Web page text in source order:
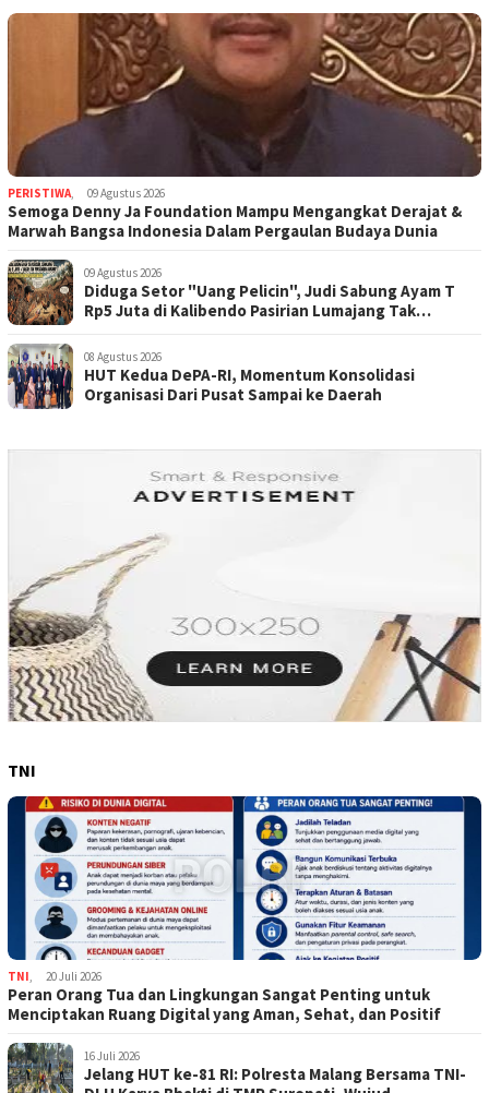
PERISTIWA, 09 Agustus 2026
Semoga Denny Ja Foundation Mampu Mengangkat Derajat &
Marwah Bangsa Indonesia Dalam Pergaulan Budaya Dunia
09 Agustus 2026
Diduga Setor "Uang Pelicin", Judi Sabung Ayam T
Rp5 Juta di Kalibendo Pasirian Lumajang Tak
08 Agustus 2026
HUT Kedua DePA-RI, Momentum Konsolidasi
Organisasi Dari Pusat Sampai ke Daerah
TNI
TNI, 20 Juli 2026
Peran Orang Tua dan Lingkungan Sangat Penting untuk
Menciptakan Ruang Digital yang Aman, Sehat, dan Positif
16 Juli 2026
Jelang HUT ke-81 RI: Polresta Malang Bersama TNI-